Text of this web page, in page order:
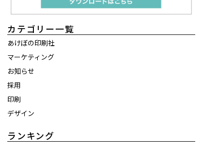
カテゴリー一覧
あけぼの印刷社
マーケティング
お知らせ
採用
印刷
デザイン
ランキング